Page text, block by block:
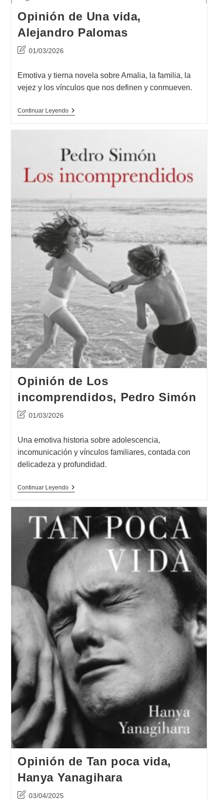
Opinión de Una vida,
Alejandro Palomas
Última
de
la
entrada:
01/03/2026
Emotiva y tierna novela sobre Amalia, la familia, la
vejez y los vínculos que nos definen y conmueven.
Continuar LeyendoOpinión
Palomas
Opinión de Los
incomprendidos, Pedro Simón
Última
la
entrada:
01/03/2026
Una emotiva historia sobre adolescencia,
incomunicación y vínculos familiares, contada con
delicadeza y profundidad.
Continuar LeyendoOpinión
Incomprendidos,
Pedro
Simón
Opinión de Tan poca vida,
Hanya Yanagihara
Última03/04/2025